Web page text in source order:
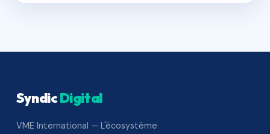
SyndicDigital
VME International — L'écosystème